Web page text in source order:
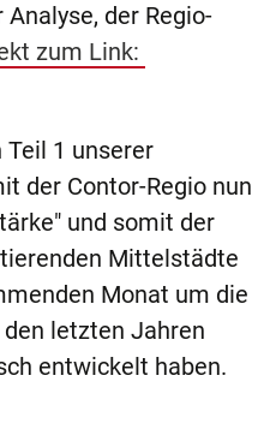
der Regio-
zum Link:
Teil 1 unserer
der Contor-Regio nun
und somit der
Mittelstädte
Monat um die
letzten Jahren
entwickelt haben.